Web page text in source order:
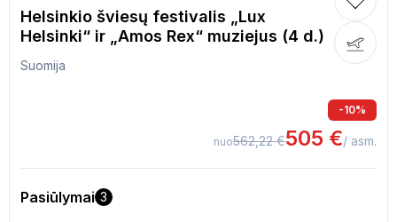
Helsinkio šviesų festivalis „Lux
Helsinki“ ir „Amos Rex“ muziejus (4 d.)
Suomija
-10%
nuo562,22 €505 €/ asm.
Pasiūlymai 3